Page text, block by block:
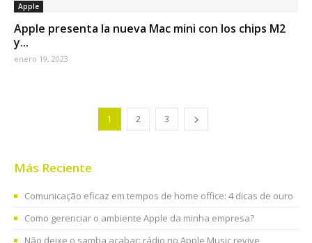
Apple
Apple presenta la nueva Mac mini con los chips M2
y...
enero 19, 2023
1 2 3
Más Reciente
Comunicação eficaz em tempos de home office: 4 dicas de ouro
Como gerenciar o ambiente Apple da minha empresa?
Não deixe o samba acabar: rádio no Apple Music revive